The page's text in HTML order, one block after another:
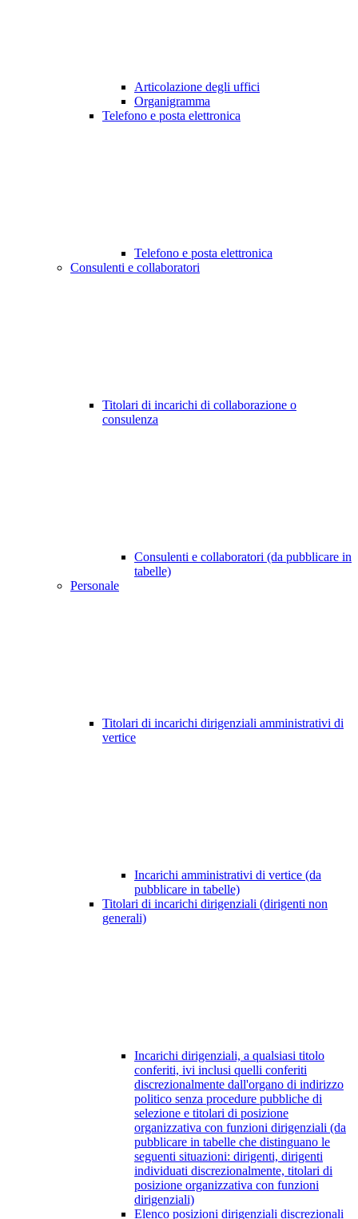
Articolazione degli uffici
Organigramma
Telefono e posta elettronica
Telefono e posta elettronica
Consulenti e collaboratori
Titolari di incarichi di collaborazione o
consulenza
Consulenti e collaboratori (da pubblicare in
tabelle)
Personale
Titolari di incarichi dirigenziali amministrativi di
vertice
Incarichi amministrativi di vertice (da
pubblicare in tabelle)
Titolari di incarichi dirigenziali (dirigenti non
generali)
Incarichi dirigenziali, a qualsiasi titolo
conferiti, ivi inclusi quelli conferiti
discrezionalmente dall'organo di indirizzo
politico senza procedure pubbliche di
selezione e titolari di posizione
organizzativa con funzioni dirigenziali (da
pubblicare in tabelle che distinguano le
seguenti situazioni: dirigenti, dirigenti
individuati discrezionalmente, titolari di
posizione organizzativa con funzioni
dirigenziali)
Elenco posizioni dirigenziali discrezionali